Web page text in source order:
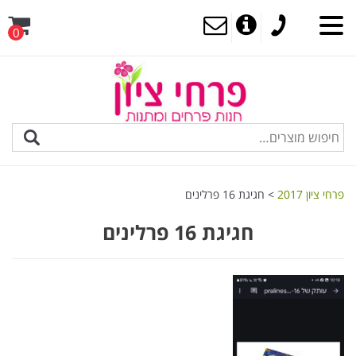
0
פרחי ציון 2017 > חגיגת 16 פרלינים
חגיגת 16 פרלינים